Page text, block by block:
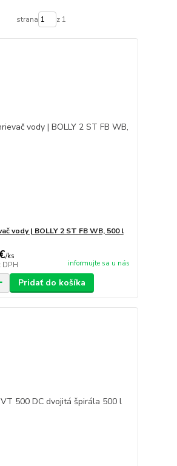
strana z 1
vody | BOLLY 2 ST FB WB, 500 l
/ks
DPH informujte sa u nás
Pridať do košíka